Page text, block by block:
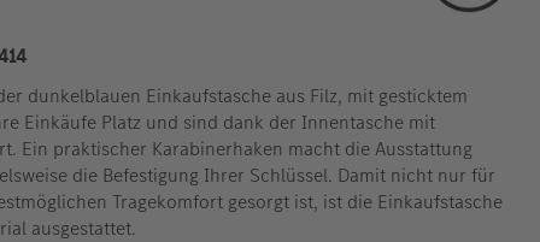
dunkelblauen Einkaufstasche aus Filz, mit gesticktem
Einkäufe Platz und sind dank der Innentasche mit
Ein praktischer Karabinerhaken macht die Ausstattung
die Befestigung Ihrer Schlüssel. Damit nicht nur für
Tragekomfort gesorgt ist, ist die Einkaufstasche
ausgestattet.